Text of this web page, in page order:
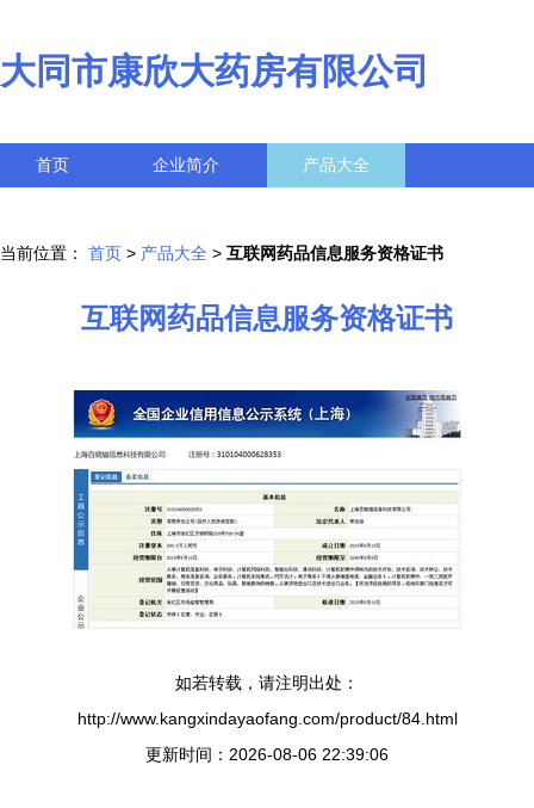
大同市康欣大药房有限公司
首页 企业简介 产品大全
当前位置： 首页 > 产品大全 > 互联网药品信息服务资格证书
互联网药品信息服务资格证书
如若转载，请注明出处：
http://www.kangxindayaofang.com/product/84.html
更新时间：2026-08-06 22:39:06